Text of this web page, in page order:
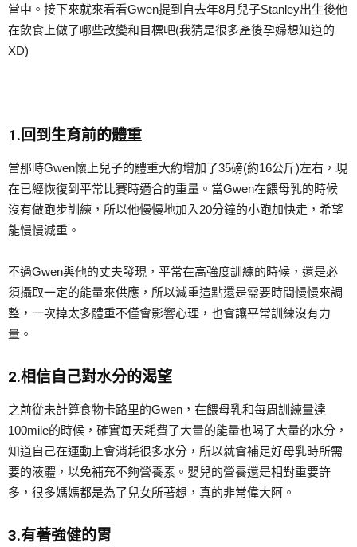
當中。接下來就來看看Gwen提到自去年8月兒子Stanley出生後他
在飲食上做了哪些改變和目標吧(我猜是很多產後孕婦想知道的
XD)
1.回到生育前的體重
當那時Gwen懷上兒子的體重大約增加了35磅(約16公斤)左右，現
在已經恢復到平常比賽時適合的重量。當Gwen在餵母乳的時候
沒有做跑步訓練，所以他慢慢地加入20分鐘的小跑加快走，希望
能慢慢減重。
不過Gwen與他的丈夫發現，平常在高強度訓練的時候，還是必
須攝取一定的能量來供應，所以減重這點還是需要時間慢慢來調
整，一次掉太多體重不僅會影響心理，也會讓平常訓練沒有力
量。
2.相信自己對水分的渴望
之前從未計算食物卡路里的Gwen，在餵母乳和每周訓練量達
100mile的時候，確實每天耗費了大量的能量也喝了大量的水分，
知道自己在運動上會消耗很多水分，所以就會補足好母乳時所需
要的液體，以免補充不夠營養素。嬰兒的營養還是相對重要許
多，很多媽媽都是為了兒女所著想，真的非常偉大阿。
3.有著強健的胃